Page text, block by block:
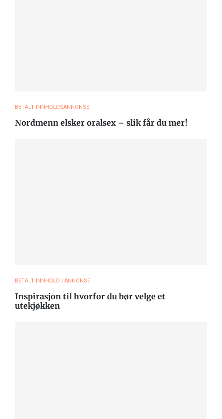
BETALT INNHOLDSANNONSE
Nordmenn elsker oralsex – slik får du mer!
BETALT INNHOLD | ANNONSE
Inspirasjon til hvorfor du bør velge et
utekjøkken